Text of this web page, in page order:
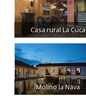
Casa rural La Cuca
Molino la Nava